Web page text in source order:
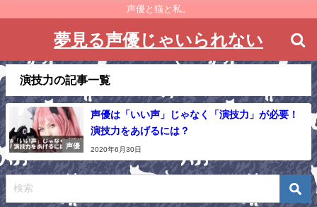
声優と猫と私。
夢見る声優じゃいられない
演技力の記事一覧
声優
声優は「いい声」じゃなく「演技力」が必要！
演技力をあげるには？
2020年6月30日